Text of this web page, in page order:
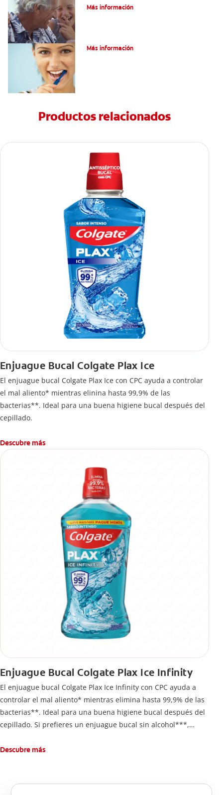
Más información
Más información
Productos relacionados
Enjuague Bucal Colgate Plax Ice
El enjuague bucal Colgate Plax Ice con CPC ayuda a controlar
el mal aliento* mientras elinina hasta 99,9% de las
bacterias**. Ideal para una buena higiene bucal después del
cepillado.
Descubre más
Enjuague Bucal Colgate Plax Ice Infinity
El enjuague bucal Colgate Plax Ice Infinity con CPC ayuda a
controlar el mal aliento* mientras elimina hasta 99,9% de las
bacterias**. Ideal para una buena higiene bucal después del
cepillado. Si prefieres un enjuague bucal sin alcohol***,
Descubre más